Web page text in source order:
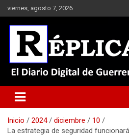
Saltar
al
contenido
viernes, agosto 7, 2026
Réplica
Inicio 2024 diciembre
10
La estrategia de seguridad